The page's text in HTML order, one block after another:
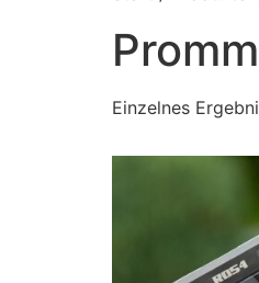
Einzelnes